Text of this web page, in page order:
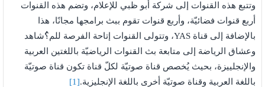
وتتبع هذه القنوات إلى شركة أبو ظبي للإعلام، وتضم هذه القنوات
أربع قنوات فضائيّة، وأربع قنوات تقوم ببث برامجها مجانًا، هذا
بالإضافة إلى قناة YAS، وتتولى القنوات إتاحة الفرصة للم؟ُشاهد
وعشاق الرياضة إلى متابعة بث القنوات الرياضيّة باللغتين العربية
والإنجلييزة، بحيث يُخصص قناة صوتيّة لكلّ قناة تكون قناة صوتيّة
باللغة العربية وقناة صوتيّة أخرى باللغة الإنجليزية.[1]